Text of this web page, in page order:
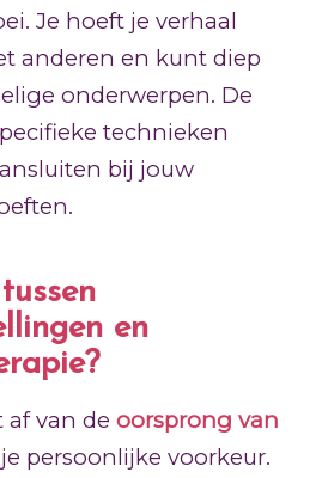
Je hoeft je verhaal
anderen en kunt diep
onderwerpen. De
technieken
bij jouw
en
af van de oorsprong van
persoonlijke voorkeur.